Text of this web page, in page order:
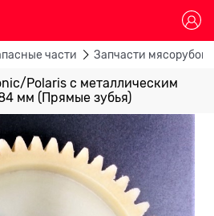
части Запчасти мясорубок
Polaris с металлическим
мм (Прямые зубья)